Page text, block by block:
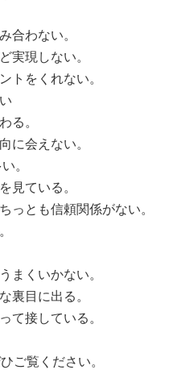
合わない。
実現しない。
トをくれない。
る。
に会えない。
。
見ている。
っとも信頼関係がない。
まくいかない。
裏目に出る。
て接している。
ご覧ください。